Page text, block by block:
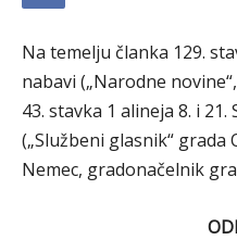
Na temelju članka 129.
nabavi („Narodne
43. stavka 1 alineja 8. i
(„Službeni glasnik“ grada
Nemec, gradonačelnik